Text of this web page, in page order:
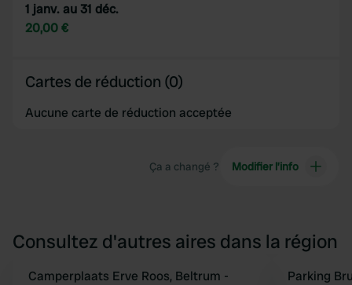
1 janv. au 31 déc.
20,00 €
Cartes de réduction (0)
Aucune carte de réduction acceptée
Ça a changé ? Modifier l’info
Consultez d'autres aires dans la région
Camperplaats Erve Roos, Beltrum -
Parking